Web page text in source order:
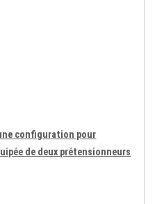
configuration pour
de deux prétensionneurs